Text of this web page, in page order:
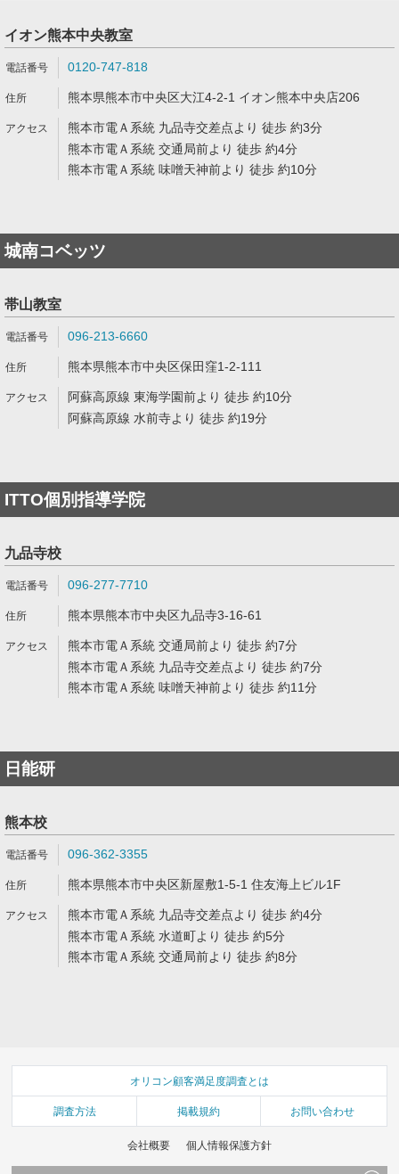
イオン熊本中央教室
0120-747-818
熊本県熊本市中央区大江4-2-1 イオン熊本中央店206
熊本市電Ａ系統 九品寺交差点より 徒歩 約3分
熊本市電Ａ系統 交通局前より 徒歩 約4分
熊本市電Ａ系統 味噌天神前より 徒歩 約10分
城南コベッツ
帯山教室
096-213-6660
熊本県熊本市中央区保田窪1-2-111
阿蘇高原線 東海学園前より 徒歩 約10分
阿蘇高原線 水前寺より 徒歩 約19分
ITTO個別指導学院
九品寺校
096-277-7710
熊本県熊本市中央区九品寺3-16-61
熊本市電Ａ系統 交通局前より 徒歩 約7分
熊本市電Ａ系統 九品寺交差点より 徒歩 約7分
熊本市電Ａ系統 味噌天神前より 徒歩 約11分
日能研
熊本校
096-362-3355
熊本県熊本市中央区新屋敷1-5-1 住友海上ビル1F
熊本市電Ａ系統 九品寺交差点より 徒歩 約4分
熊本市電Ａ系統 水道町より 徒歩 約5分
熊本市電Ａ系統 交通局前より 徒歩 約8分
オリコン顧客満足度調査とは
調査方法 掲載規約 お問い合わせ
会社概要 個人情報保護方針